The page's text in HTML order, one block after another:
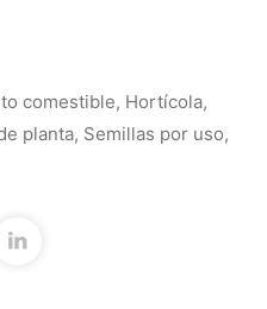
comestible, Hortícola,
planta, Semillas por uso,